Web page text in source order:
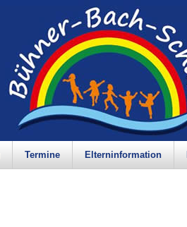
Termine Elterninformation